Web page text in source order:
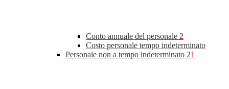
Conto annuale del personale 2
Costo personale tempo indeterminato
Personale non a tempo indeterminato 21